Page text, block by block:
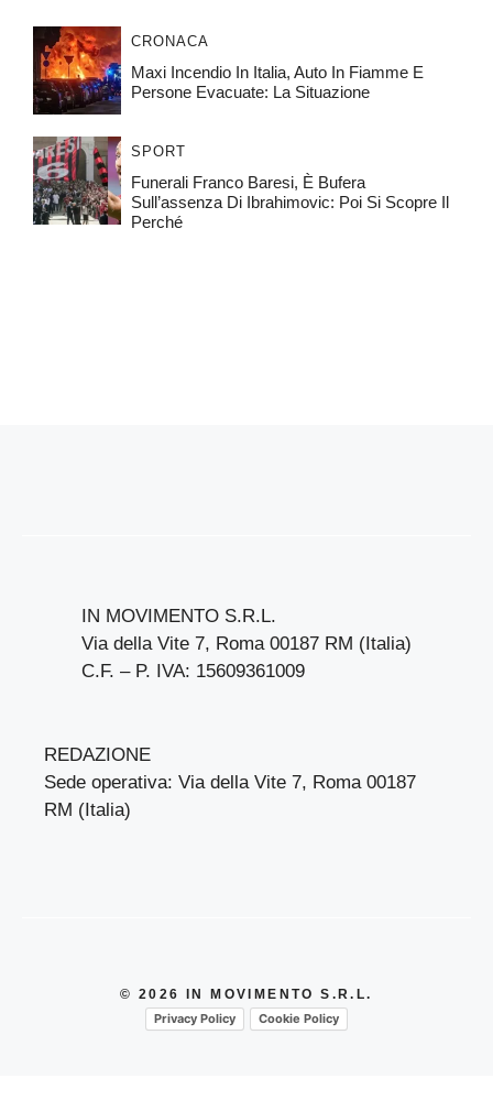
CRONACA
Maxi Incendio In Italia, Auto In Fiamme E
Persone Evacuate: La Situazione
SPORT
Funerali Franco Baresi, È Bufera
Sull’assenza Di Ibrahimovic: Poi Si Scopre Il
Perché
IN MOVIMENTO S.R.L.
Via della Vite 7, Roma 00187 RM (Italia)
C.F. – P. IVA: 15609361009
REDAZIONE
Sede operativa: Via della Vite 7, Roma 00187
RM (Italia)
© 2026 IN MOVIMENTO S.R.L.
Privacy Policy
Cookie Policy